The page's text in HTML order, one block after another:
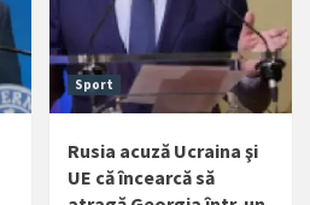
Sport
Rusia acuză Ucraina şi
UE că încearcă să